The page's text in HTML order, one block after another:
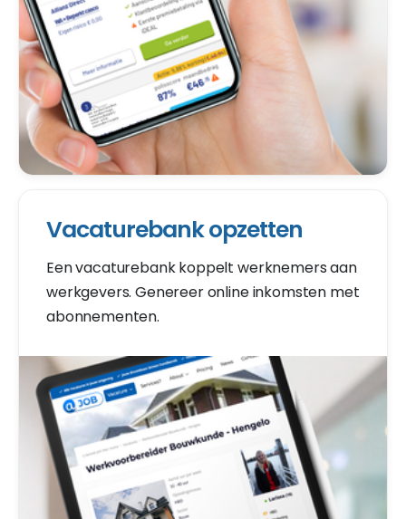
Vacaturebank opzetten
Een vacaturebank koppelt werknemers aan
werkgevers. Genereer online inkomsten met
abonnementen.